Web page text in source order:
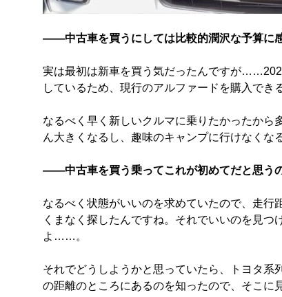
――中古車を買うにしては比較的潤沢な予算に
実は最初は新車を買う気だったんですが
しているため、現行のアルファードを購入でき
なるべく早く新しいクルマに乗りたかったか
ん大きくなるし、趣味のキャンプに行けなくな
――中古車を買う乗ってこれが初めてだと思う
なるべく状態がいいのを求めていたので、走
くまなく探したんですね。それでいいのを見
よ……。
それでどうしようかと思っていたら、トヨタ
の距離のところにあるのを知ったので、そこに